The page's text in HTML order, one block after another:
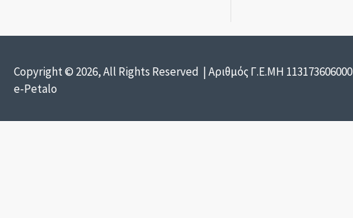
Copyright © 2026, All Rights Reserved | Αριθμός Γ.Ε.ΜΗ 113173606000
e-Petalo